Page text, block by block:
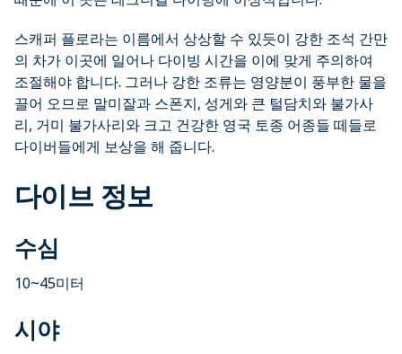
스캐퍼 플로라는 이름에서 상상할 수 있듯이 강한 조석 간만
의 차가 이곳에 일어나 다이빙 시간을 이에 맞게 주의하여
조절해야 합니다. 그러나 강한 조류는 영양분이 풍부한 물을
끌어 오므로 말미잘과 스폰지, 성게와 큰 털담치와 불가사
리, 거미 불가사리와 크고 건강한 영국 토종 어종들 떼들로
다이버들에게 보상을 해 줍니다.
다이브 정보
수심
10~45미터
시야